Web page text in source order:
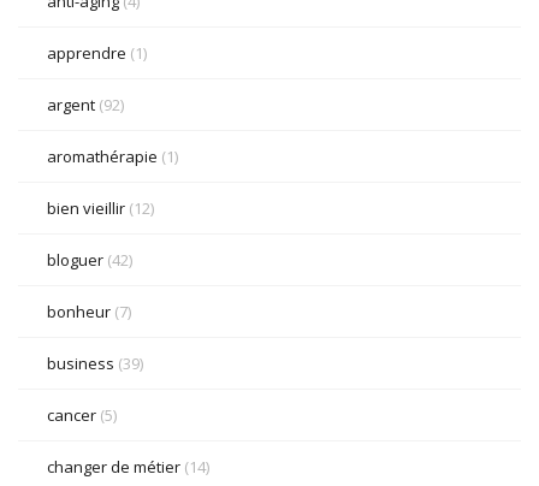
apprendre (1)
argent (92)
aromathérapie (1)
bien vieillir (12)
bloguer (42)
bonheur (7)
business (39)
cancer (5)
changer de métier (14)